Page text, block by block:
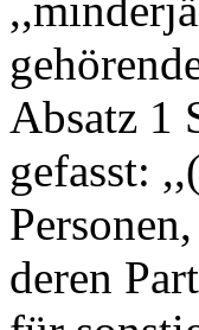
Absatz 1
gefasst:
deren